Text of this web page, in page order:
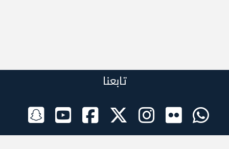
تابعنا